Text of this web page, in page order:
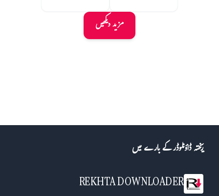
مزید دیکھیں
ریختہ ڈاؤنلوڈر کے بارے میں
REKHTA DOWNLOADER